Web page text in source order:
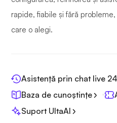
rapide, fiabile și fără
care o alegi.
Asistență prin chat live
Baza de cunoștințe
Suport UltaAI